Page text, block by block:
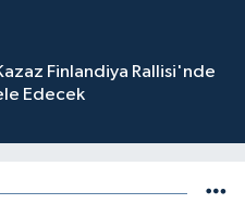
Finlandiya Rallisi'nde
Edecek